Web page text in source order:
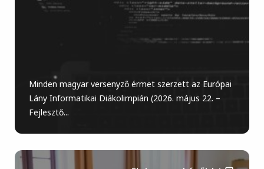
Minden magyar versenyző érmet szerzett az Európai
Lány Informatikai Diákolimpián (2026. május 22. –
Fejlesztő...